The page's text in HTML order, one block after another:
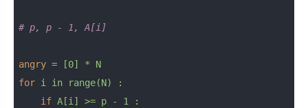
# p, p - 1, A[i]
angry =
[0] * N
for i in range(N) :
if A[i] >= p - 1 :